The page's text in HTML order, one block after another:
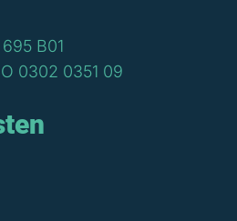
B01
0302 0351 09